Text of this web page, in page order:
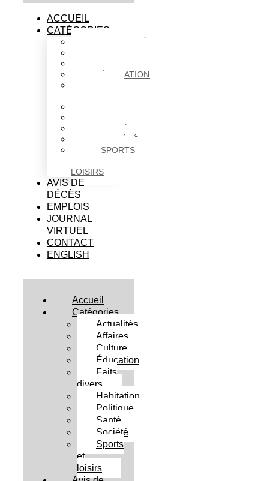
ACCUEIL
CATÉGORIES
ÉDUCATION
SOCIÉTÉ
SPORTS
LOISIRS
AVIS DE
DÉCÈS
EMPLOIS
JOURNAL
VIRTUEL
CONTACT
ENGLISH
Accueil
Catégories
Actualités
Affaires
Culture
Éducation
Faits
divers
Habitation
Politique
Santé
Société
Sports
et
loisirs